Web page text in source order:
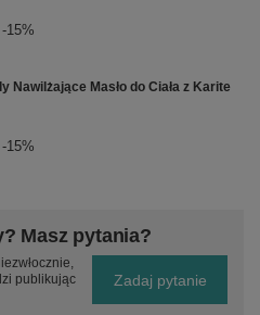
-15%
Nawilżające Masło do Ciała z Karite
-15%
Masz pytania?
publikując
Zadaj pytanie